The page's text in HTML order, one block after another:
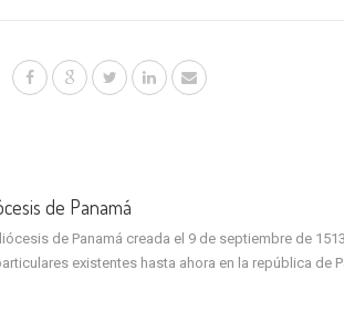
de Panamá
de Panamá creada el 9 de septiembre de
existentes hasta ahora en la república de